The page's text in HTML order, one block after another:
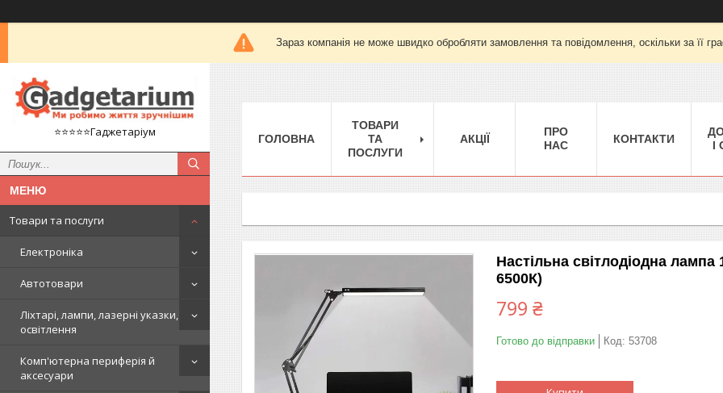
Зараз компанія не може швидко обробляти замовлення та повідомлення, оскільки за її
⭐️⭐️⭐️⭐️⭐️Гаджетаріум
Товари та послуги
Електроніка
Автотовари
Ліхтарі, лампи, лазерні указки,
освітлення
Комп'ютерна периферія й
аксесуари
ГОЛОВНА
ТОВАРИ
ТА
ПОСЛУГИ
АКЦІЇ
ПРО
НАС
КОНТАКТИ
І
Настільна світлодіодна
6500К)
799 ₴
Готово до відправки Код: 53708